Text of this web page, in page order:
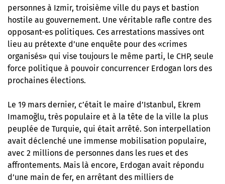
personnes à Izmir, troisième ville du pays et bastion
hostile au gouvernement. Une véritable rafle contre des
opposant-es politiques. Ces arrestations massives ont
lieu au prétexte d’une enquête pour des «crimes
organisés» qui vise toujours le même parti, le CHP, seule
force politique à pouvoir concurrencer Erdogan lors des
prochaines élections.
Le 19 mars dernier, c’était le maire d’Istanbul, Ekrem
Imamoğlu, très populaire et à la tête de la ville la plus
peuplée de Turquie, qui était arrêté. Son interpellation
avait déclenché une immense mobilisation populaire,
avec 2 millions de personnes dans les rues et des
affrontements. Mais là encore, Erdogan avait répondu
d’une main de fer, en arrêtant des milliers de